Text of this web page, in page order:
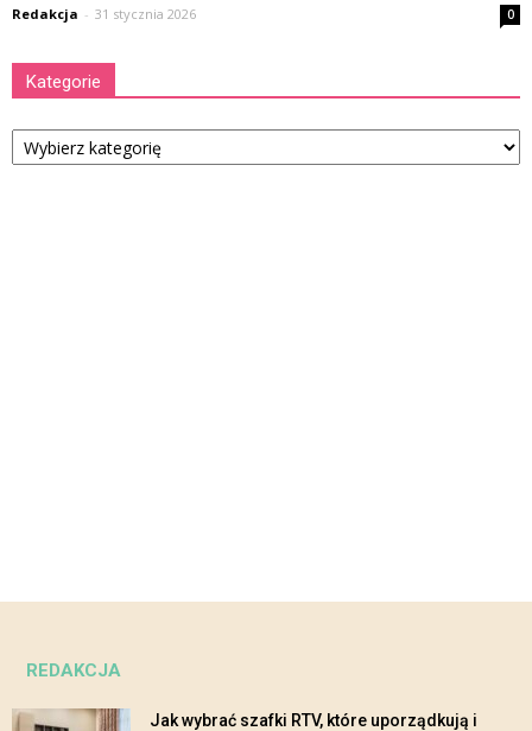
Redakcja - 31 stycznia 2026 0
Kategorie
Kategorie
REDAKCJA
Jak wybrać szafki RTV, które uporządkują i